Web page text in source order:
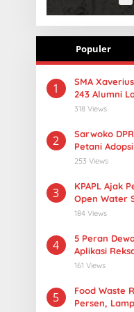
Populer
1
SMA
243 Alumni
Mancanegara
318 Views
2
Sarwoko
Petani
Tiru PMAAS
253 Views
3
KPAPL Ajak
Open Water
Lampung
184 Views
4
5 Peran
Aplikasi
161 Views
5
Food Waste
Persen,